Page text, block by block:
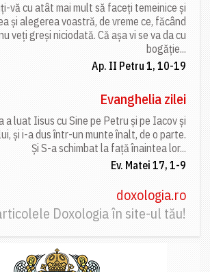
vă cu atât mai mult să faceți temeinice și
și alegerea voastră, de vreme ce, făcând
veți greși niciodată. Că așa vi se va da cu
bogăție...
Ap. II Petru 1, 10-19
Evanghelia zilei
a luat Iisus cu Sine pe Petru și pe Iacov și
și i-a dus într-un munte înalt, de o parte.
Și S-a schimbat la față înaintea lor...
Ev. Matei 17, 1-9
doxologia.ro
Doxologia în site-ul tău!